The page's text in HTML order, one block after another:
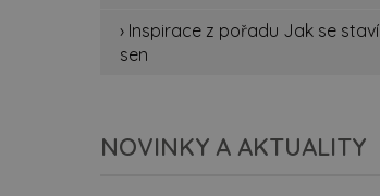
› Inspirace z pořadu Jak se staví
sen
NOVINKY A AKTUALITY